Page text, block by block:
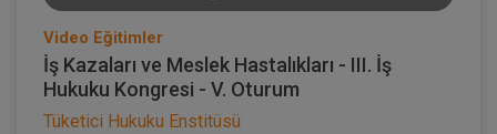
Video Eğitimler
İş Kazaları ve Meslek Hastalıkları - III. İş
Hukuku Kongresi - V. Oturum
Tüketici Hukuku Enstitüsü